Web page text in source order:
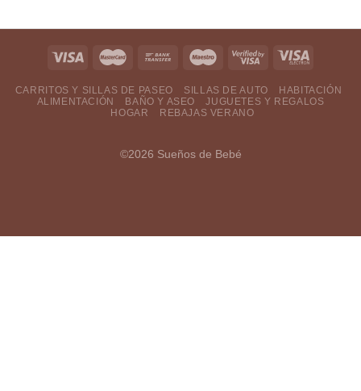
CARRITOS Y SILLAS DE PASEO SILLAS DE AUTO
HABITACIÓN
ALIMENTACIÓN
BAÑO Y ASEO
JUGUETES Y REGALOS
HOGAR
REBAJAS VERANO
©2026 Sueños de Bebé